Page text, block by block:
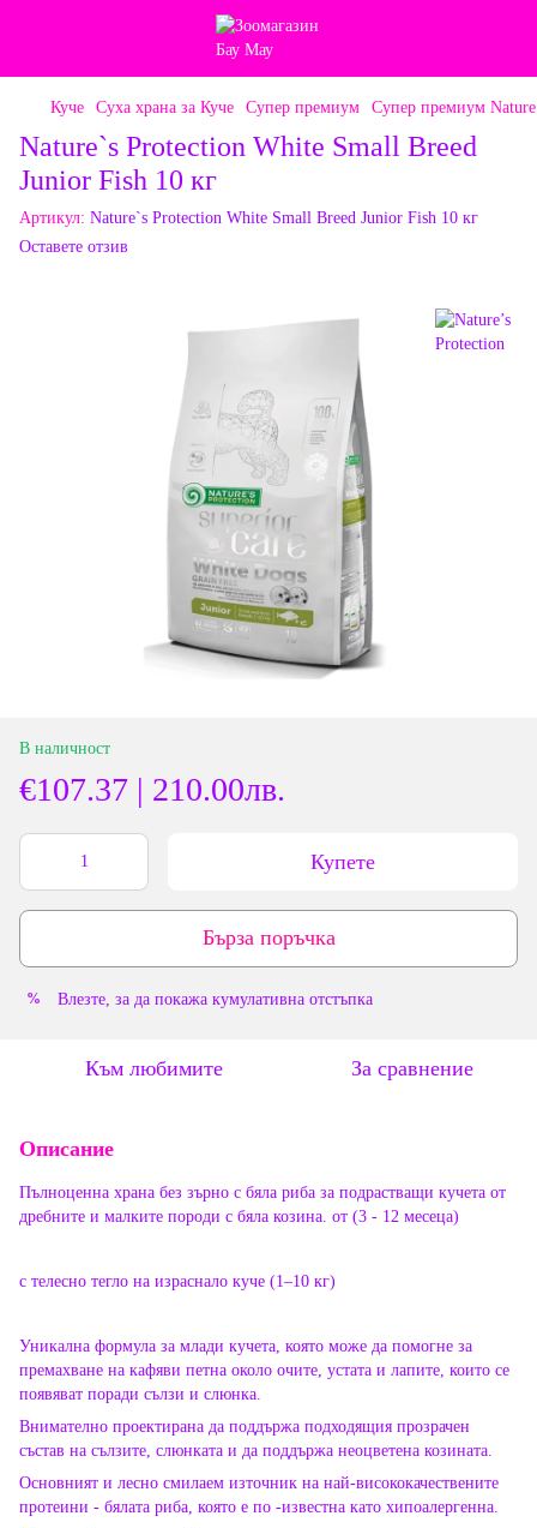
Куче Суха храна за Куче Супер премиум Супер премиум
Nature`s Protection White Small Breed
Junior Fish 10 кг
Артикул: Nature`s Protection White Small Breed Junior Fish 10 кг
Оставете отзив
В наличност
€107.37 | 210.00лв.
Купете
Бърза поръчка
% Влезте , за да покажа кумулативна отстъпка
Към любимите За сравнение
Описание
Пълноценна храна без зърно с бяла риба за подрастващи кучета от
дребните и малките породи с бяла козина. от (3 - 12 месеца)
с телесно тегло на израснало куче (1–10 кг)
Уникална формула за млади кучета, която може да помогне за
премахване на кафяви петна около очите, устата и лапите, които се
появяват поради сълзи и слюнка.
Внимателно проектирана да поддържа подходящия прозрачен
състав на сълзите, слюнката и да поддържа неоцветена козината.
Основният и лесно смилаем източник на най-висококачествените
протеини - бялата риба, която е по -известна като хипоалергенна.